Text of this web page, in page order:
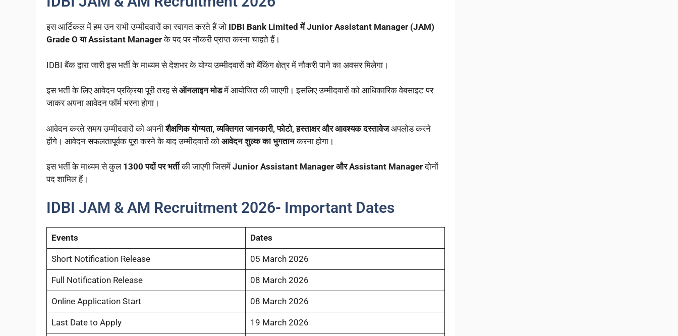
इस आर्टिकल में हम उन सभी उम्मीदवारों का स्वागत करते हैं जो IDBI Bank Limited में Junior Assistant Manager (JAM)
Grade O या Assistant Managerके पद पर नौकरी प्राप्त करना चाहते हैं।
IDBI बैंक द्वारा जारी इस भर्ती के माध्यम से देशभर के योग्य उम्मीदवारों को बैंकिंग क्षेत्र में नौकरी पाने का अवसर मिलेगा।
इस भर्ती के लिए आवेदन प्रक्रिया पूरी तरह सेऑनलाइन मोडमें आयोजित की जाएगी। इसलिए उम्मीदवारों को आधिकारिक वेबसाइट पर
जाकर अपना आवेदन फॉर्म भरना होगा।
आवेदन करते समय उम्मीदवारों को अपनीशैक्षणिक योग्यता, व्यक्तिगत जानकारी, फोटो, हस्ताक्षर और आवश्यक दस्तावेजअपलोड करने
होंगे। आवेदन सफलतापूर्वक पूरा करने के बाद उम्मीदवारों को आवेदन शुल्क का भुगतानकरना होगा।
इस भर्ती के माध्यम से कुल 1300 पदों पर भर्तीकी जाएगी जिसमें Junior Assistant Manager और Assistant Managerदोनों
पद शामिल हैं।
IDBI JAM & AM Recruitment 2026- Important Dates
Events Dates
Short Notification Release 05 March 2026
Full Notification Release 08 March 2026
Online Application Start 08 March 2026
Last Date to Apply 19 March 2026